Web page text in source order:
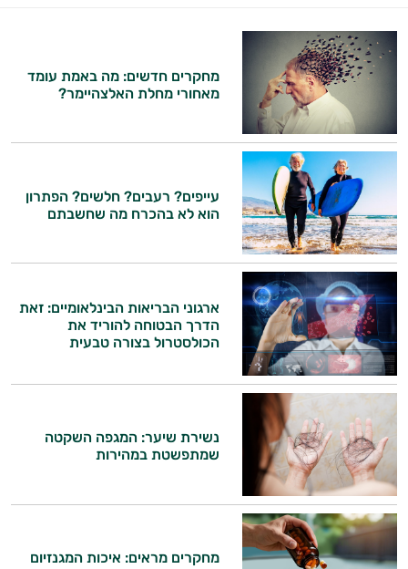
מחקרים חדשים: מה באמת עומד
מאחורי מחלת האלצהיימר?
עייפים? רעבים? חלשים? הפתרון
הוא לא בהכרח מה שחשבתם
ארגוני הבריאות הבינלאומיים: זאת
הדרך הבטוחה להוריד את
הכולסטרול בצורה טבעית
נשירת שיער: המגפה השקטה
שמתפשטת במהירות
מחקרים מראים: איכות המגנזיום
היי,
אני יועץ הבריאות האישי AI של טבע בריא.